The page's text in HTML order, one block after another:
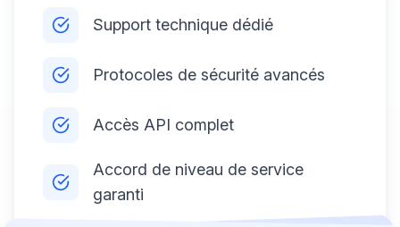
Support technique dédié
Protocoles de sécurité avancés
Accès API complet
Accord de niveau de service
garanti